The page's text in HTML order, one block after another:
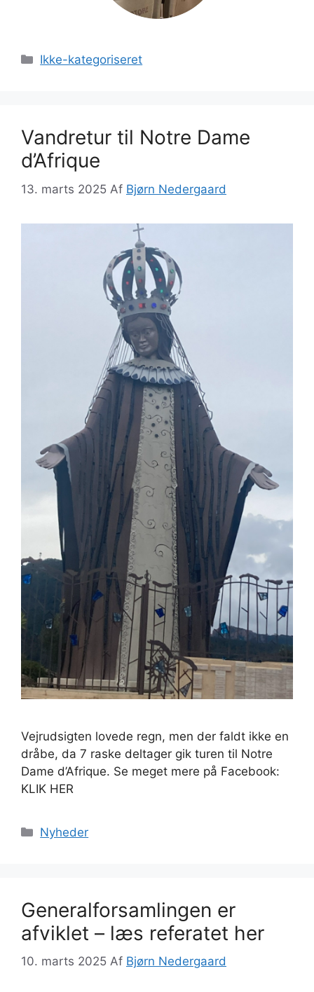
Kategorier
Ikke-kategoriseret
Vandretur til Notre Dame
d’Afrique
13. marts 2025 Af Bjørn Nedergaard
Vejrudsigten lovede regn, men der faldt ikke en
dråbe, da 7 raske deltager gik turen til Notre
Dame d’Afrique. Se meget mere på Facebook:
KLIK HER
Kategorier
Nyheder
Generalforsamlingen er
afviklet – læs referatet her
10. marts 2025 Af Bjørn Nedergaard